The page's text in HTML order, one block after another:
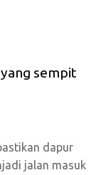
sempit
dapur
jalan masuk